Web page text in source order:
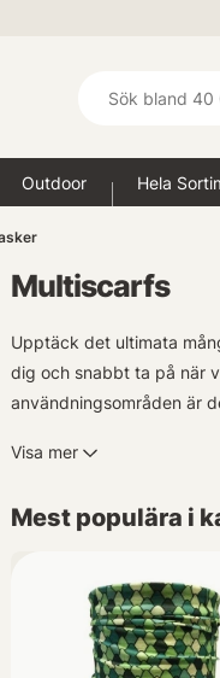
Outdoor Hela
Multiscarfs
Upptäck det ultimata
dig och snabbt ta på när
användningsområden är
Multiscarfs erbjuder
har got you covered.
Utforska vårt sortiment
och designs som passar
Ge inte upp komforten
Visa mer
Mest populära i